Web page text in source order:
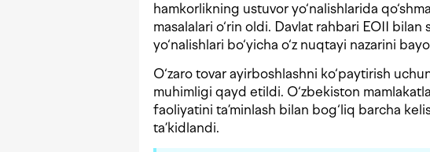
hamkorlikning ustuvor yo‘nalishlarida
masalalari o‘rin oldi. Davlat rahbari EOII
yo‘nalishlari bo‘yicha o‘z nuqtayi nazarini
O‘zaro tovar ayirboshlashni ko‘paytirish
muhimligi qayd etildi. O‘zbekiston
faoliyatini ta’minlash bilan bog‘liq barcha
ta’kidlandi.